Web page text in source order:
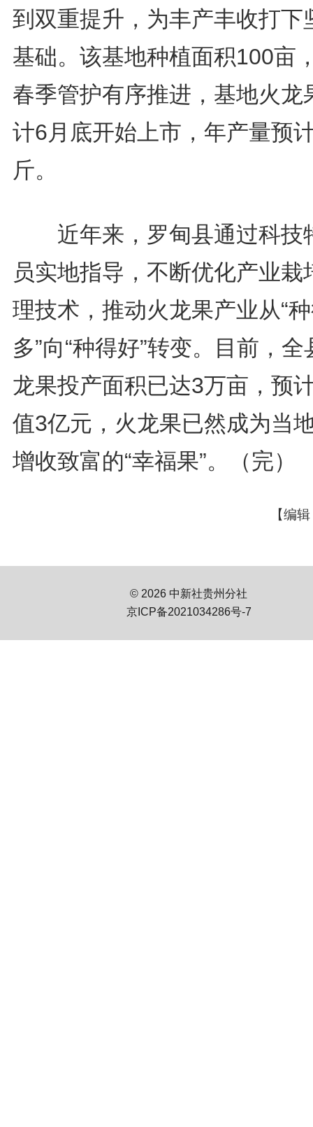
到双重提升，为丰产丰收打下
基础。该基地种植面积100亩
春季管护有序推进，基地火龙
计6月底开始上市，年产量预
斤。
近年来，罗甸县通过科技
员实地指导，不断优化产业栽
理技术，推动火龙果产业从“
多”向“种得好”转变。目前，全
龙果投产面积已达3万亩，预
值3亿元，火龙果已然成为当
增收致富的“幸福果”。（完）
【编
© 2026 中新社贵州分社
京ICP备2021034286号-7